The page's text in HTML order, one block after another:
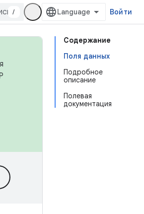
/ Войти
Содержание
Поля данных
Подробное
описание
Полевая
документация